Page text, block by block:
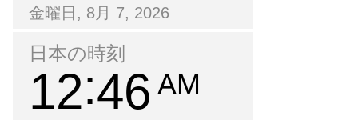
金曜日, 8月 7, 2026
日本の時刻
12 46 AM